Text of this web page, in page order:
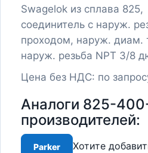
Swagelok из сплава 825,
соединитель с наруж.
проходом, наруж. диам.
наруж. резьба NPT 3/8
Цена без НДС: по
Аналоги 825-
производителей:
Parker Хотите